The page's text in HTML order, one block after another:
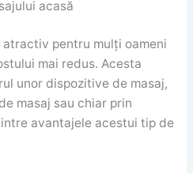
acasă
pentru mulți oameni
mai redus. Acesta
unor dispozitive de masaj,
masaj sau chiar prin
avantajele acestui tip de